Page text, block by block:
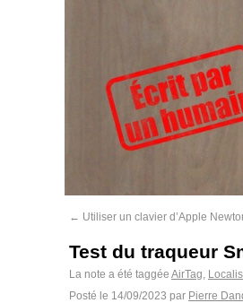
← Utiliser un clavier d’Apple
Test du traqueur
La note a été taggée AirTag,
Posté le 14/09/2023 par Pierre